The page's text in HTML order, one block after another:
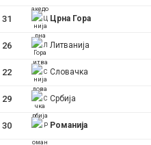
31 Црна Гора
26 Литванија
22 Словачка
29 Србија
30 Романија